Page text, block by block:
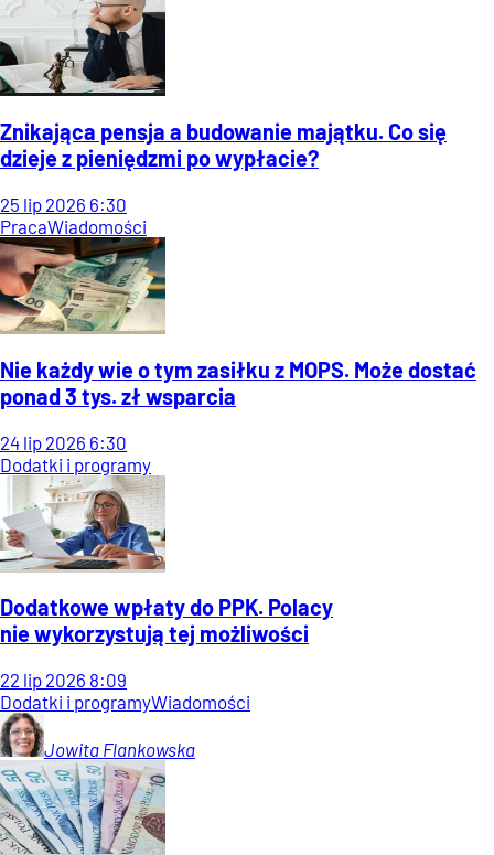
Znikająca pensja a budowanie majątku. Co się
dzieje z pieniędzmi po wypłacie?
25 lip 2026 6:30
PracaWiadomości
Nie każdy wie o tym zasiłku z MOPS. Może dostać
ponad 3 tys. zł wsparcia
24 lip 2026 6:30
Dodatki i programy
Dodatkowe wpłaty do PPK. Polacy
nie wykorzystują tej możliwości
22 lip 2026 8:09
Dodatki i programyWiadomości
Jowita Flankowska